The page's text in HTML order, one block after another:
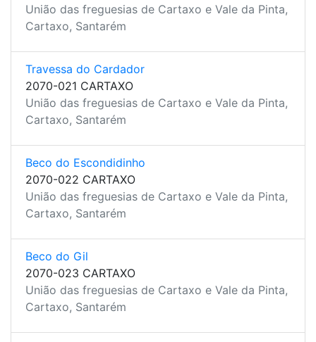
União das freguesias de Cartaxo e Vale da Pinta,
Cartaxo, Santarém
Travessa do Cardador
2070-021 CARTAXO
União das freguesias de Cartaxo e Vale da Pinta,
Cartaxo, Santarém
Beco do Escondidinho
2070-022 CARTAXO
União das freguesias de Cartaxo e Vale da Pinta,
Cartaxo, Santarém
Beco do Gil
2070-023 CARTAXO
União das freguesias de Cartaxo e Vale da Pinta,
Cartaxo, Santarém